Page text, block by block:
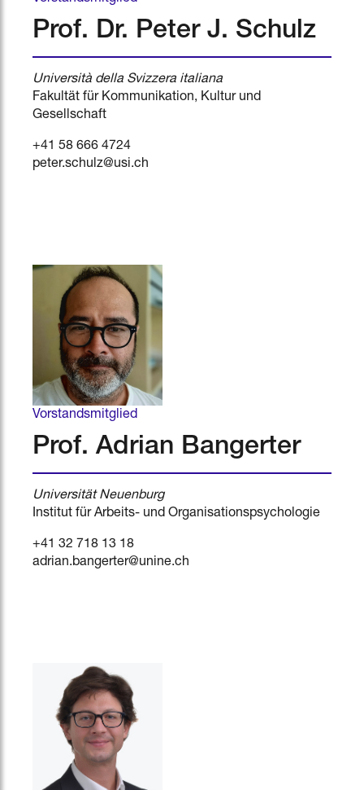
Prof. Dr. Peter J. Schulz
Università della Svizzera italiana
Fakultät für Kommunikation, Kultur und
Gesellschaft
+41 58 666 4724
peter.schulz@usi.ch
Vorstandsmitglied
Prof. Adrian Bangerter
Universität Neuenburg
Institut für Arbeits- und Organisationspsychologie
+41 32 718 13 18
adrian.bangerter@unine.ch